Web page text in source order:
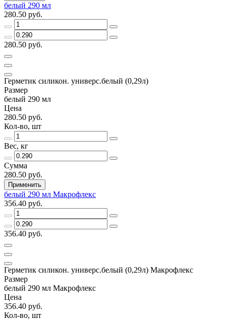
белый 290 мл
280.50 руб.
280.50 руб.
Герметик силикон. универс.белый (0,29л)
Размер
белый 290 мл
Цена
280.50 руб.
Кол-во, шт
Вес, кг
Сумма
280.50 руб.
Применить
белый 290 мл Макрофлекс
356.40 руб.
356.40 руб.
Герметик силикон. универс.белый (0,29л) Макрофлекс
Размер
белый 290 мл Макрофлекс
Цена
356.40 руб.
Кол-во, шт